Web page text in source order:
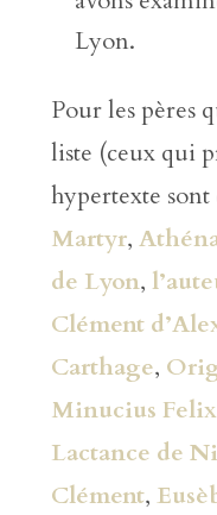
Lyon.
Pour les pères
liste (ceux qui
hypertexte sont
Martyr,
de Lyon,
Clément
Carthage,
Minucius Felix
Lactance de
Clément,